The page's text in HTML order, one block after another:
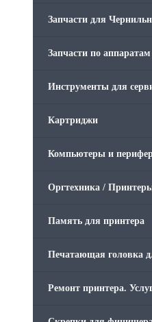
Запчасти для
Запчасти по аппаратам
Инструменты для
Картриджи
Компьютеры и
Оргтехника /
Память для принтера
Печатающая головка
Ремонт принтера.